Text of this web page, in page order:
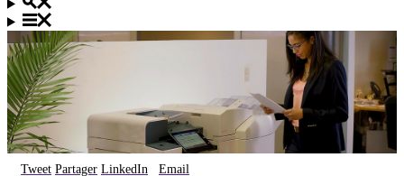
Tweet Partager LinkedIn Email